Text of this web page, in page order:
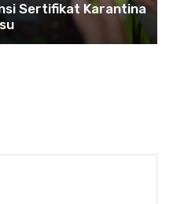
Sertifikat Karantina